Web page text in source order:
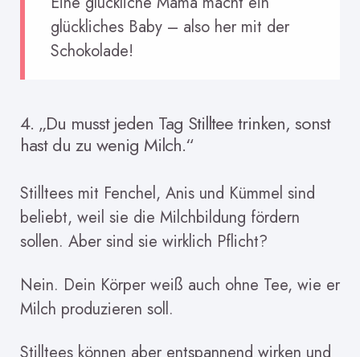
glückliches Baby – also her mit der
Schokolade!
4. „Du musst jeden Tag Stilltee trinken, sonst
hast du zu wenig Milch.“
Stilltees mit Fenchel, Anis und Kümmel sind
beliebt, weil sie die Milchbildung fördern
sollen. Aber sind sie wirklich Pflicht?
Nein. Dein Körper weiß auch ohne Tee, wie er
Milch produzieren soll.